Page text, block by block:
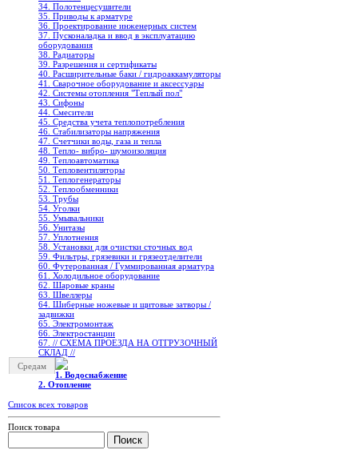
34. Полотенцесушители
35. Приводы к арматуре
36. Проектирование инженерных систем
37. Пусконаладка и ввод в эксплуатацию
оборудования
38. Радиаторы
39. Разрешения и сертификаты
40. Расширительные баки / гидроаккамуляторы
41. Сварочное оборудование и аксессуары
42. Системы отопления "Теплый пол"
43. Сифоны
44. Смесители
45. Средства учета теплопотребления
46. Стабилизаторы напряжения
47. Счетчики воды, газа и тепла
48. Тепло- вибро- шумоизоляция
49. Теплоавтоматика
50. Тепловентиляторы
51. Теплогенераторы
52. Теплообменники
53. Трубы
54. Уголки
55. Умывальники
56. Унитазы
57. Уплотнения
58. Установки для очистки сточных вод
59. Фильтры, грязевики и грязеотделители
60. Футерованная / Гуммированная арматура
61. Холодильное oборудование
62. Шаровые краны
63. Швеллеры
64. Шиберные ножевые и щитовые затворы /
задвижки
65. Электромонтаж
66. Электростанции
67. // СХЕМА ПРОЕЗДА НА ОТГРУЗОЧНЫЙ
СКЛАД //
Средам
1. Водоснабжение
2. Отопление
Список всех товаров
Поиск товара